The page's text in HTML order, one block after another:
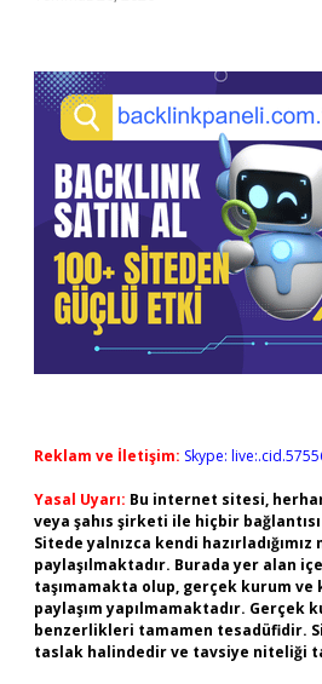
Reklam ve İletişim: Skype:
Yasal Uyarı: Bu internet sitesi,
veya şahıs şirketi ile hiçbir
Sitede yalnızca kendi
paylaşılmaktadır. Burada yer alan
taşımamakta olup, gerçek kurum ve
paylaşım yapılmamaktadır. Gerçek
benzerlikleri tamamen tesadüfidir.
taslak halindedir ve tavsiye niteliği